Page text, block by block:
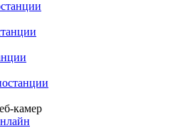
камер